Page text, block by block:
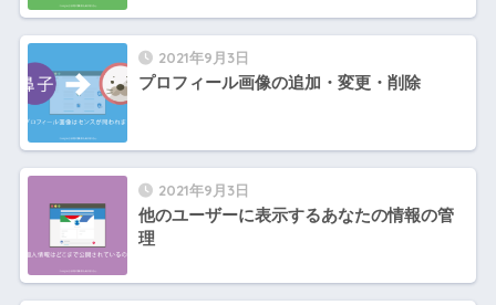
2021年9月3日
プロフィール画像の追加・変更・削除
2021年9月3日
他のユーザーに表示するあなたの情報の管
理